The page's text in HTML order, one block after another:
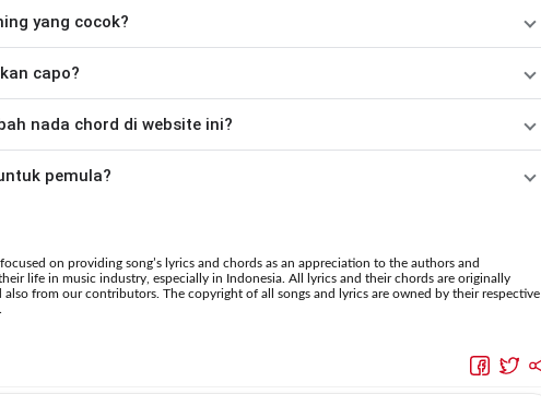
mudah dimainkan tanpa mengubah alur lagu.
yang cocok?
- Up
capo?
dapat menggunakan fiturTranspose atau menambahkan capo sesuai kebutuhan.
nada chord di website ini?
kamu dapatpemula?
on providing song’s lyrics and chords as an appreciation to the authors and
life in music industry, especially in Indonesia. All lyrics and their chords are originally
from our contributors. The copyright of all songs and lyrics are owned by their respective